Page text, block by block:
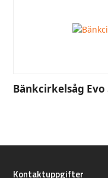
Bänkcirkelsåg Evo
Kontaktuppgifter